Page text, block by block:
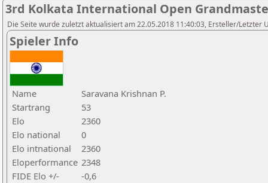
3rd Kolkata International Open
Die Seite wurde zuletzt aktualisiert am 22.05.2018 11:40:03, Ersteller/Letzter
Spieler Info
Name
Saravana Krishnan P.
Startrang
53
Elo
2360
Elo national
0
Elo intnational
2360
Eloperformance 2348
FIDE Elo +/-
-0,6